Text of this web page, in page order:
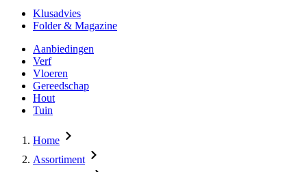
Klusadvies
Folder & Magazine
Aanbiedingen
Verf
Vloeren
Gereedschap
Hout
Tuin
Home
Assortiment